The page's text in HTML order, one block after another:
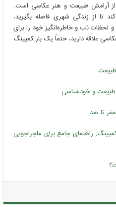
از آرامش طبیعت و هنر عکاسی است.
تا از زندگی شهری فاصله بگیرید،
لحظات ناب و خاطره‌انگیز خود را برای
علاقه دارید، حتماً یک بار کمپینگ
و خودشناسی
تا صد
راهنمای جامع برای ماجراجویی